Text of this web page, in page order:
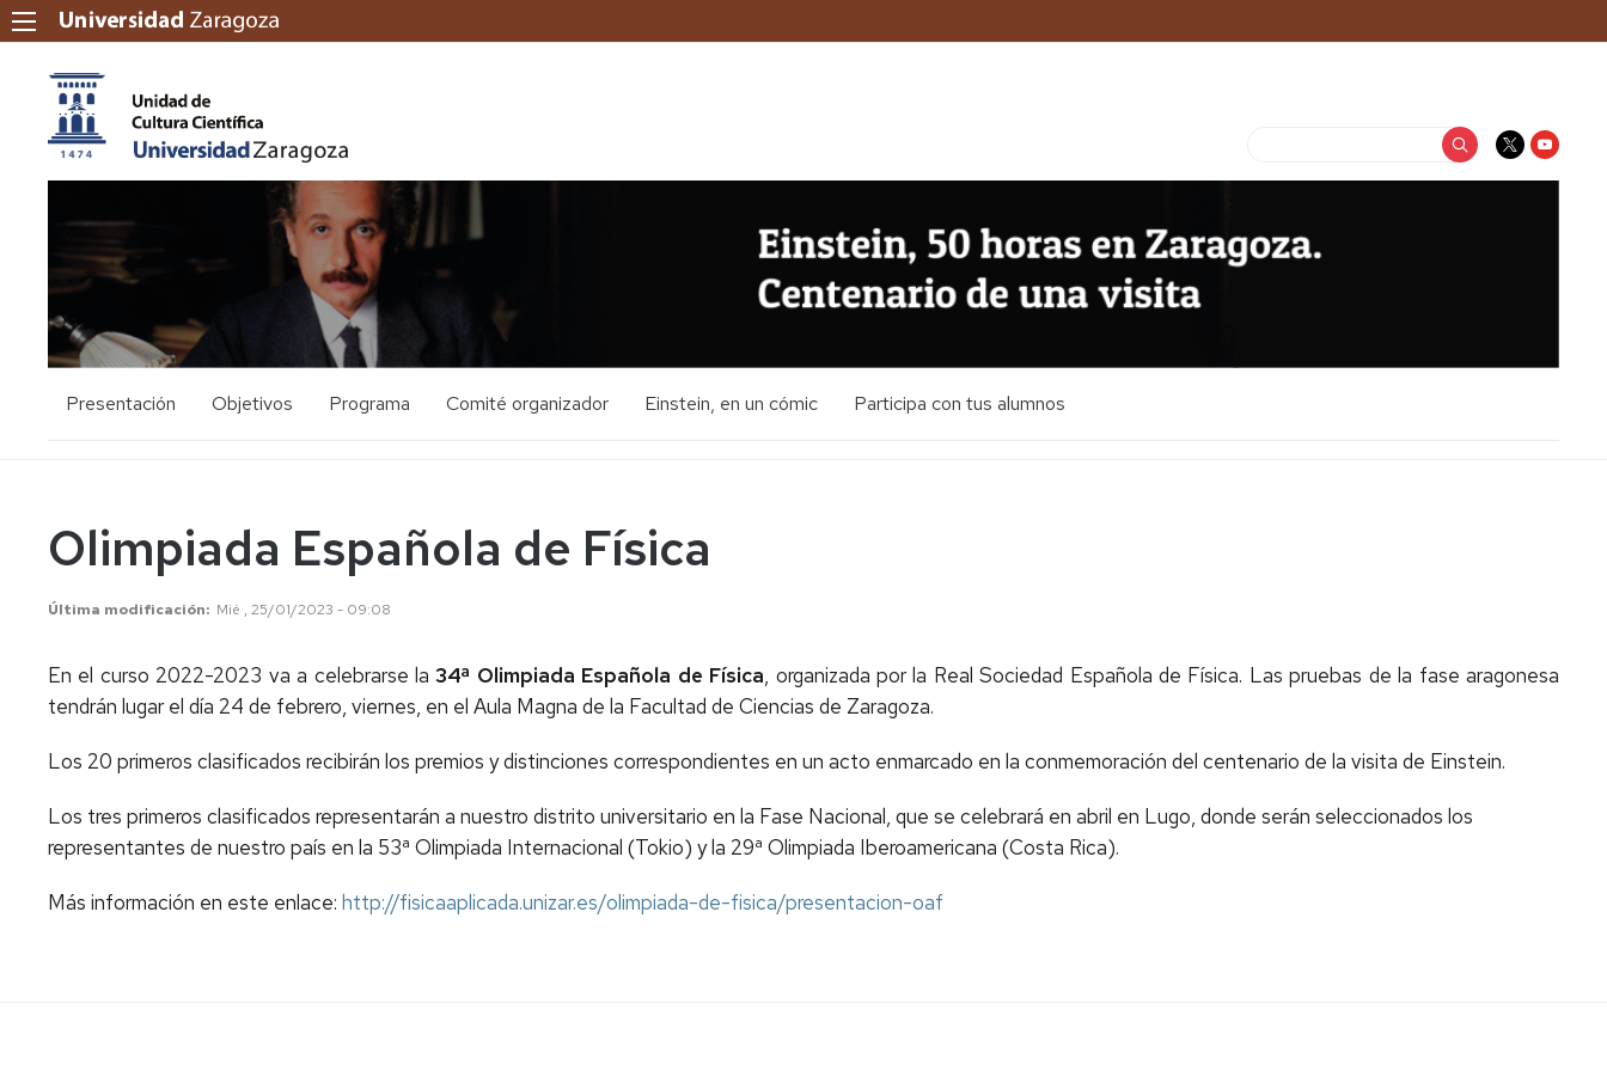
Presentación Objetivos Programa Comité organizador Einstein, en un cómic Participa con tus alumnos
Olimpiada Española de Física
Última modificación Mié , 25/01/2023 - 09:08
En el curso 2022-2023 va a celebrarse la34ª Olimpiada Española de Física, organizada por la Real Sociedad Española de Física. Las pruebas de la fase aragonesa
tendrán lugar el día 24 de febrero, viernes, en el Aula Magna de la Facultad de Ciencias de Zaragoza.
Los 20 primeros clasificados recibirán los premios y distinciones correspondientes en un acto enmarcado en la conmemoración del centenario de la visita de Einstein.
Los tres primeros clasificados representarán a nuestro distrito universitario en la Fase Nacional, que se celebrará en abril en Lugo, donde serán seleccionados los
representantes de nuestro país en la 53ª Olimpiada Internacional (Tokio) y la 29ª Olimpiada Iberoamericana (Costa Rica).
Más información en este enlace: http://fisicaaplicada.unizar.es/olimpiada-de-fisica/presentacion-oaf